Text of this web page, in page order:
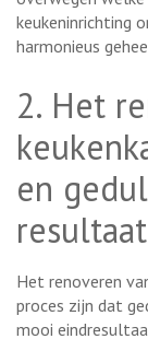
keukeninrichting
harmonieus
2. Het
en
Het renoveren
proces zijn dat
mooi